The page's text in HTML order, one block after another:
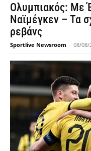
Ολυμπιακός: Με
Ναϊμέγκεν – Τα
ρεβάνς
Sportlive Newsroom - 08/08/